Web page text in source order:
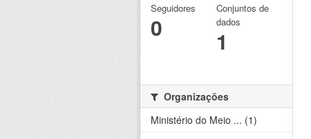
Seguidores
0
Conjuntos de
dados
1
Organizações
Ministério do Meio ... (1)